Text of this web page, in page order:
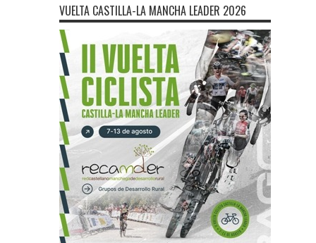
VUELTA CASTILLA-LA MANCHA LEADER 2026